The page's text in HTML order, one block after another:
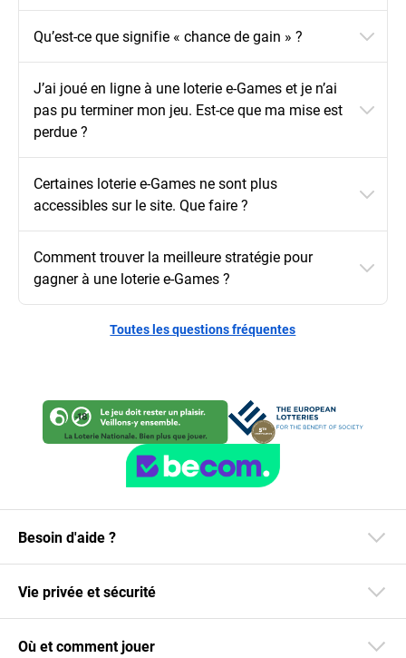
Qu’est-ce que signifie « chance de gain » ?
J’ai joué en ligne à une loterie e-Games et je n’ai
pas pu terminer mon jeu. Est-ce que ma mise est
perdue ?
Certaines loterie e-Games ne sont plus
accessibles sur le site. Que faire ?
Comment trouver la meilleure stratégie pour
gagner à une loterie e-Games ?
Toutes les questions fréquentes
Besoin d'aide ?
Vie privée et sécurité
Où et comment jouer